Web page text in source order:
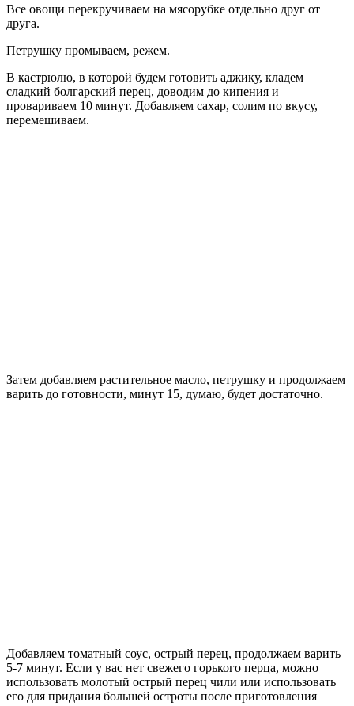
Все овощи перекручиваем на мясорубке отдельно друг от
друга.
Петрушку промываем, режем.
В кастрюлю, в которой будем готовить аджику, кладем
сладкий болгарский перец, доводим до кипения и
провариваем 10 минут. Добавляем сахар, солим по вкусу,
перемешиваем.
Затем добавляем растительное масло, петрушку и продолжаем
варить до готовности, минут 15, думаю, будет достаточно.
Добавляем томатный соус, острый перец, продолжаем варить
5-7 минут. Если у вас нет свежего горького перца, можно
использовать молотый острый перец чили или использовать
его для придания большей остроты после приготовления